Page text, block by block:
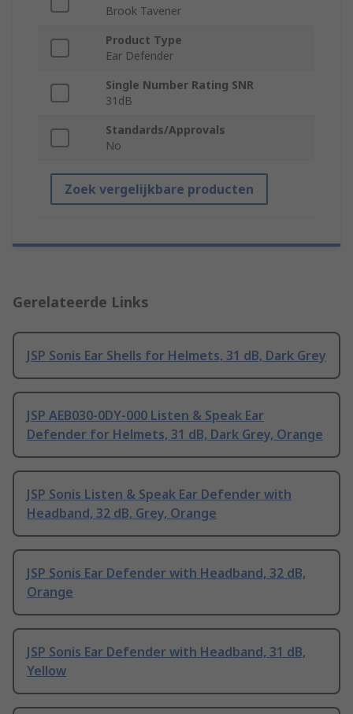
Brook Tavener
Product Type
Ear Defender
Single Number Rating SNR
31dB
Standards/Approvals
No
Zoek vergelijkbare producten
Gerelateerde Links
JSP Sonis Ear Shells for Helmets, 31 dB, Dark Grey
JSP AEB030-0DY-000 Listen & Speak Ear
Defender for Helmets, 31 dB, Dark Grey, Orange
JSP Sonis Listen & Speak Ear Defender with
Headband, 32 dB, Grey, Orange
JSP Sonis Ear Defender with Headband, 32 dB,
Orange
JSP Sonis Ear Defender with Headband, 31 dB,
Yellow